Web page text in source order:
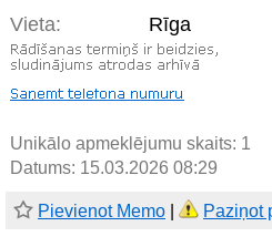
Vieta: Rīga
Unikālo apmeklējumu skaits: 1
Datums: 15.03.2026 08:29
Pievienot Memo Paziņot